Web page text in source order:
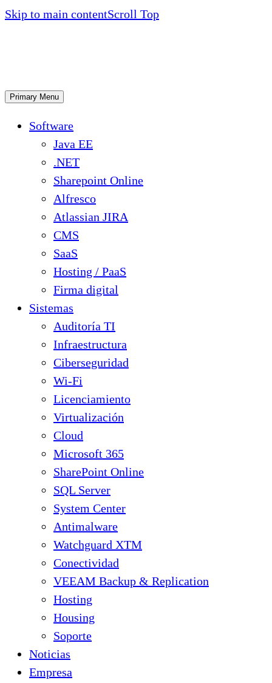
Skip to main contentScroll Top
Primary Menu
Software
Java EE
.NET
Sharepoint Online
Alfresco
Atlassian JIRA
CMS
SaaS
Hosting / PaaS
Firma digital
Sistemas
Auditoría TI
Infraestructura
Ciberseguridad
Wi-Fi
Licenciamiento
Virtualización
Cloud
Microsoft 365
SharePoint Online
SQL Server
System Center
Antimalware
Watchguard XTM
Conectividad
VEEAM Backup & Replication
Hosting
Housing
Soporte
Noticias
Empresa